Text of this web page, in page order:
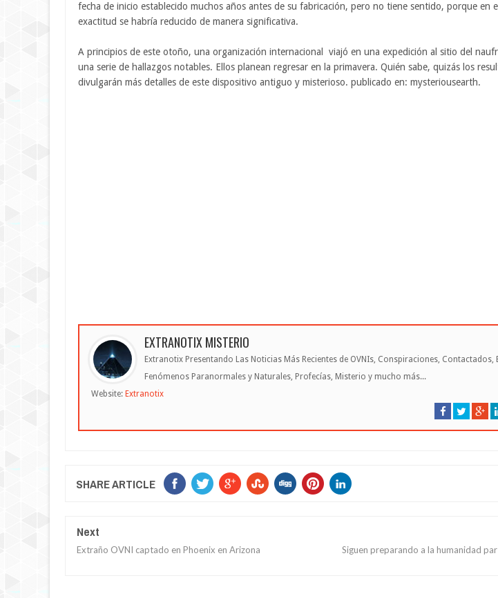
fecha de inicio establecido muchos años antes de su fabricación, pero no tiene sentido, porque en
exactitud se habría reducido de manera significativa.
A principios de este otoño, una organización internacional viajó en una expedición al sitio del
una serie de hallazgos notables. Ellos planean regresar en la primavera. Quién sabe, quizás los
divulgarán más detalles de este dispositivo antiguo y misterioso. publicado en: mysteriousearth.
EXTRANOTIX MISTERIO
Extranotix Presentando Las Noticias Más Recientes de OVNIs, Conspiraciones, Contactados,
Fenómenos Paranormales y Naturales, Profecías, Misterio y mucho más...
Website: Extranotix
SHARE ARTICLE
Next
Extraño OVNI captado en Phoenix en Arizona
Siguen preparando a la humanidad